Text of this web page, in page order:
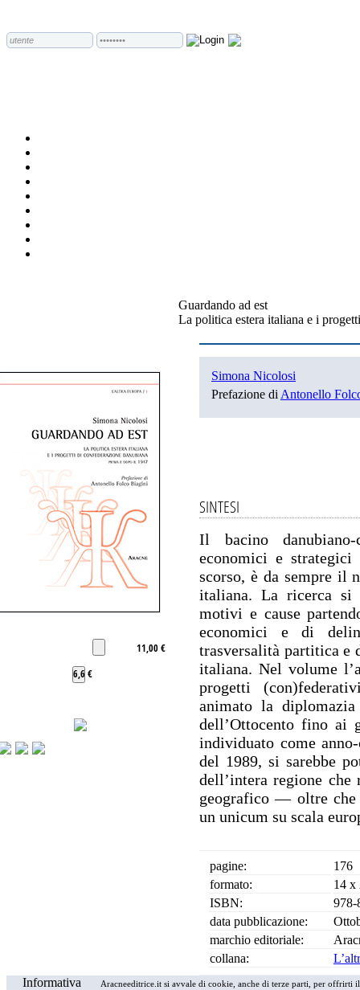
Guardando ad est
La politica estera italiana e i
11,00 €
6,6 €
Simona Nicolosi
Prefazione di Antonello
SINTESI
Il bacino
economici e
scorso, è da sempre il
italiana. La ricerca
motivi e cause
economici e di
trasversalità partitica e
italiana. Nel volume
progetti
animato la
dell’Ottocento fino ai
individuato come
del 1989, si sarebbe
dell’intera regione che
geografico — oltre
un unicum su scala
pagine:
176
formato:
14 x
ISBN:
978-
data pubblicazione:
marchio editoriale:
collana:
Informativa
Aracneeditrice.it si avvale di cookie, anche di terze parti, per